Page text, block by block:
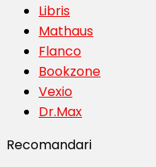
Libris
Mathaus
Flanco
Bookzone
Vexio
Dr.Max
Recomandari